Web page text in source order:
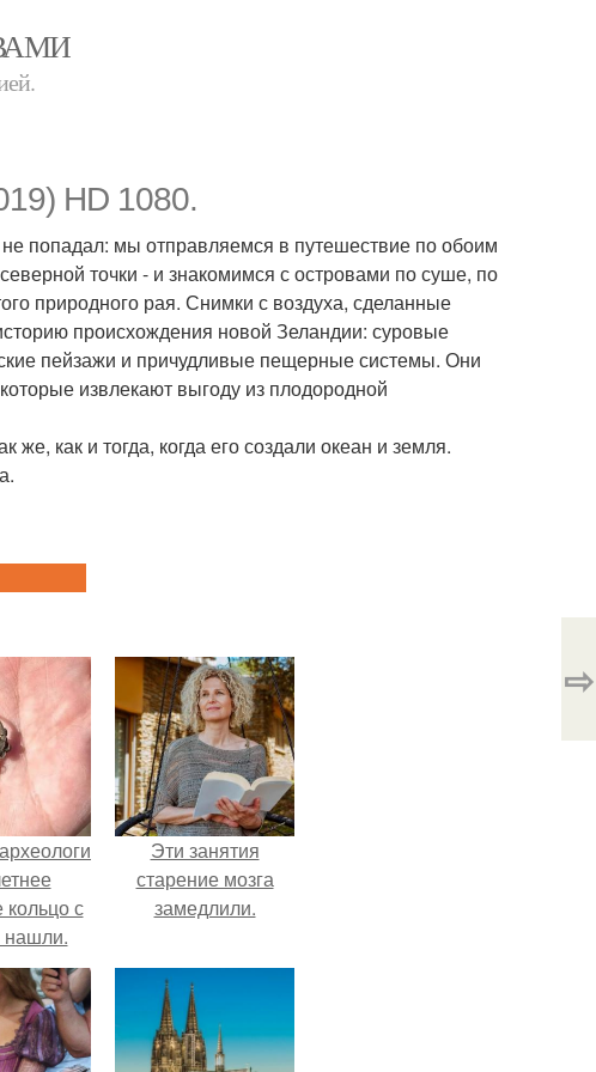
HD 1080.
попадал: мы отправляемся в путешествие по обоим
точки - и знакомимся с островами по суше, по
природного рая. Снимки с воздуха, сделанные
происхождения новой Зеландии: суровые
пейзажи и причудливые пещерные системы. Они
извлекают выгоду из плодородной
как и тогда, когда его создали океан и земля.
⇨
кольцо с
нашли.
Эти занятия
старение мозга
замедлили.